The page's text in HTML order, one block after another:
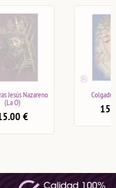
Colgadura Estrella